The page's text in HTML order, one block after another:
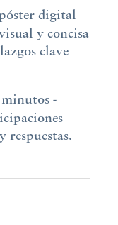
digital
y concisa
clave
minutos -
respuestas.